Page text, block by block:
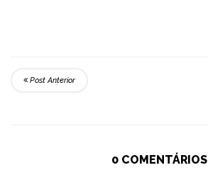
Post Anterior
0 COMENTÁRIOS